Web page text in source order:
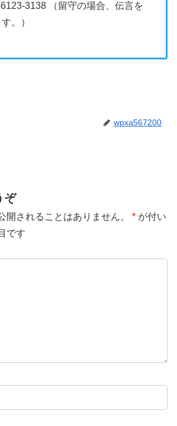
3138 （留守の場合、伝言を
。）
wpxa567200
ぞ
開されることはありません。 * が付い
です